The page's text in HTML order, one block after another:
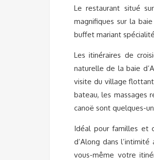
Le restaurant situé
magnifiques sur la
buffet mariant
Les itinéraires de
naturelle de la baie
visite du village flottant
bateau, les massages
canoë sont quelques-
Idéal pour familles et
d’Along dans
vous-même votre